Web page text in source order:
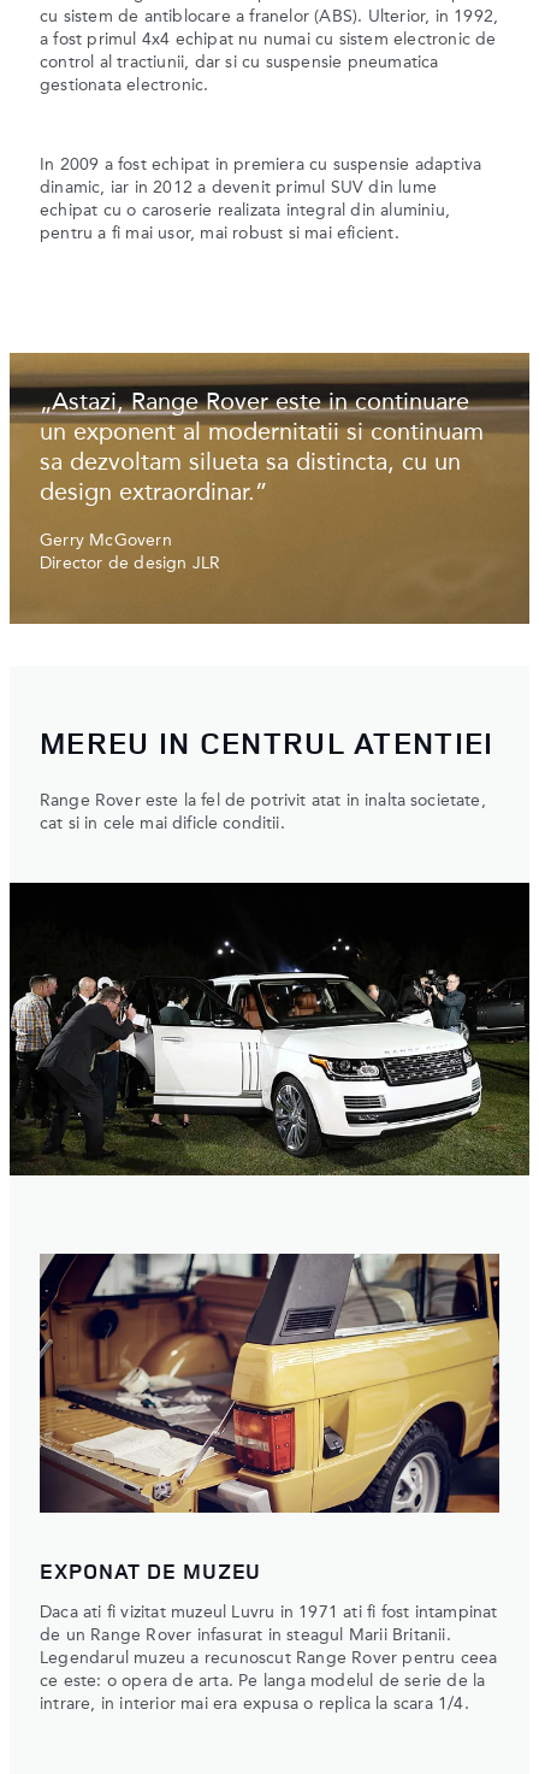
cu sistem de antiblocare a franelor (ABS). Ulterior, in 1992,
a fost primul 4x4 echipat nu numai cu sistem electronic de
control al tractiunii, dar si cu suspensie pneumatica
gestionata electronic.
In 2009 a fost echipat in premiera cu suspensie adaptiva
dinamic, iar in 2012 a devenit primul SUV din lume
echipat cu o caroserie realizata integral din aluminiu,
pentru a fi mai usor, mai robust si mai eficient.
„Astazi, Range Rover este in continuare
un exponent al modernitatii si continuam
sa dezvoltam silueta sa distincta, cu un
design extraordinar.”
Gerry McGovern
Director de design JLR
MEREU IN CENTRUL ATENTIEI
Range Rover este la fel de potrivit atat in inalta societate,
cat si in cele mai dificle conditii.
EXPONAT DE MUZEU
Daca ati fi vizitat muzeul Luvru in 1971 ati fi fost intampinat
de un Range Rover infasurat in steagul Marii Britanii.
Legendarul muzeu a recunoscut Range Rover pentru ceea
ce este: o opera de arta. Pe langa modelul de serie de la
intrare, in interior mai era expusa o replica la scara 1/4.